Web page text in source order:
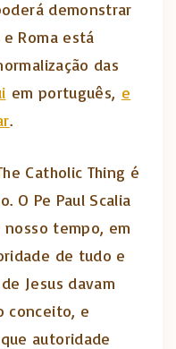
demonstrar
Roma está
das
em português, e
.
Catholic Thing é
O Pe Paul Scalia
tempo, em
de tudo e
Jesus davam
conceito, e
autoridade